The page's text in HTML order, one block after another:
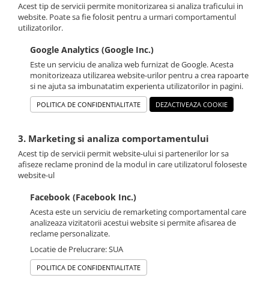
Acest tip de servicii permite monitorizarea si analiza traficului in
website. Poate sa fie folosit pentru a urmari comportamentul
utilizatorilor.
Google Analytics (Google Inc.)
Este un serviciu de analiza web furnizat de Google. Acesta
monitorizeaza utilizarea website-urilor pentru a crea rapoarte
si ne ajuta sa imbunatatim experienta utilizatorilor in pagini.
POLITICA DE CONFIDENTIALITATE DEZACTIVEAZA COOKIE
3. Marketing si analiza comportamentului
Acest tip de servicii permit website-ului si partenerilor lor sa
afiseze reclame pronind de la modul in care utilizatorul foloseste
website-ul
Facebook (Facebook Inc.)
Acesta este un serviciu de remarketing comportamental care
analizeaza vizitatorii acestui website si permite afisarea de
reclame personalizate.
Locatie de Prelucrare: SUA
POLITICA DE CONFIDENTIALITATE